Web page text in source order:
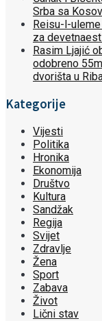
Srba sa
Reisu-l-
za
Rasim Ljajić
odobreno
dvorišta u
Kategorije
Vijesti
Politika
Hronika
Ekonomija
Društvo
Kultura
Sandžak
Regija
Svijet
Zdravlje
Žena
Sport
Zabava
Život
Lični stav